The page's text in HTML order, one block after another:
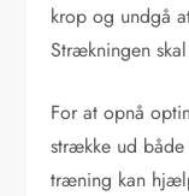
krop og undgå
Strækningen
For at opnå
strække ud
træning kan